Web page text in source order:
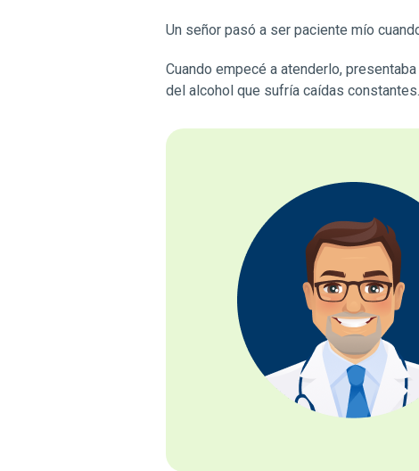
Un señor pasó a ser paciente mío
Cuando empecé a atenderlo,
del alcohol que sufría caídas constantes.